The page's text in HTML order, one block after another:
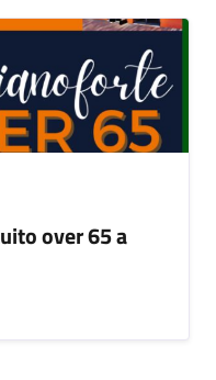
over 65 a